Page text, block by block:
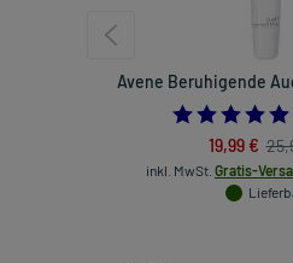
Avene Beruhigende
19,99 €
inkl. MwSt. Gratis-